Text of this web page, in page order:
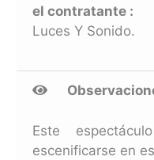
el contratante :
Luces Y Sonido.
Este
escenificarse en